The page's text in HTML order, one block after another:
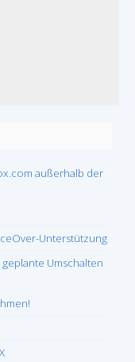
außerhalb der
Unterstützung
Umschalten